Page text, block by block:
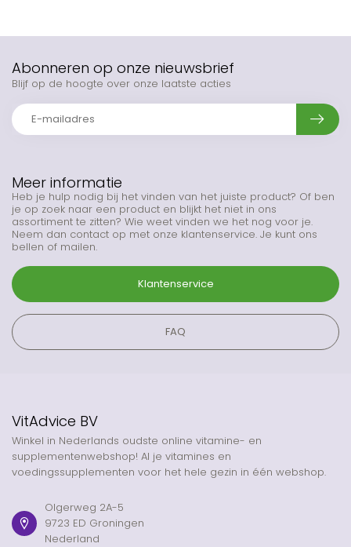
Meer informatie
Heb je hulp nodig bij het vinden van het juiste product? Of ben
je op zoek naar een product en blijkt het niet in ons
assortiment te zitten? Wie weet vinden we het nog voor je.
Neem dan contact op met onze klantenservice. Je kunt ons
bellen of mailen.
Klantenservice
FAQ
Abonneren op onze nieuwsbrief
Blijf op de hoogte over onze laatste acties
VitAdvice BV
Winkel in Nederlands oudste online vitamine- en
supplementenwebshop! Al je vitamines en
voedingssupplementen voor het hele gezin in één webshop.
Olgerweg 2A-5
9723 ED Groningen
Nederland